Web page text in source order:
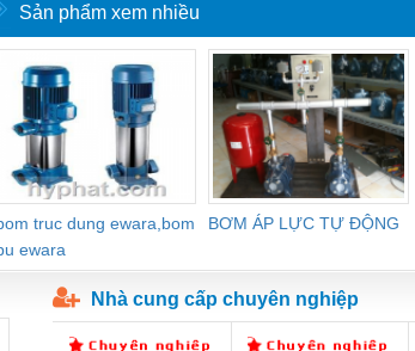
Sản phẩm xem nhiều
truc dung ewara,bom
ewara
BƠM ÁP LỰC TỰ ĐỘNG
Nhà cung cấp chuyên nghiệp